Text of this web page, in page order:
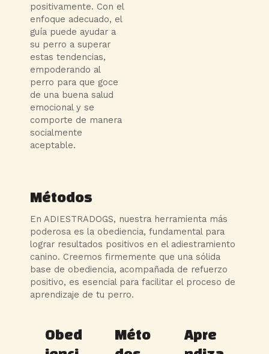
positivamente. Con el
enfoque adecuado, el
guía puede ayudar a
su perro a superar
estas tendencias,
empoderando al
perro para que goce
de una buena salud
emocional y se
comporte de manera
socialmente
aceptable.
Métodos
En ADIESTRADOGS, nuestra herramienta más
poderosa es la obediencia, fundamental para
lograr resultados positivos en el adiestramiento
canino. Creemos firmemente que una sólida
base de obediencia, acompañada de refuerzo
positivo, es esencial para facilitar el proceso de
aprendizaje de tu perro.
Obed
Méto
Apre